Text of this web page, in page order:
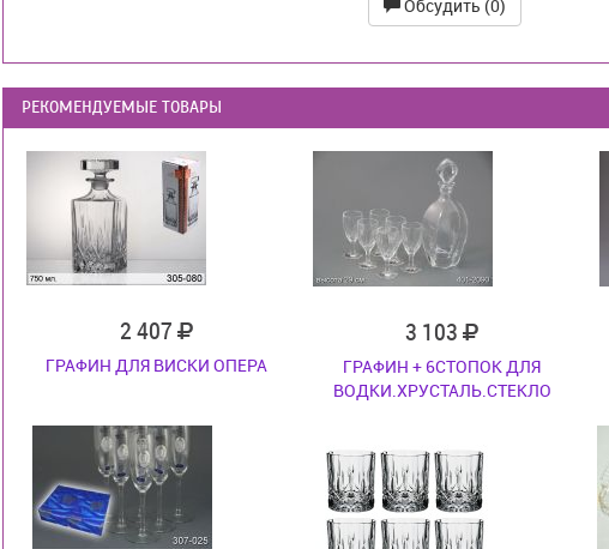
Обсудить (0)
РЕКОМЕНДУЕМЫЕ ТОВАРЫ
2 407
ГРАФИН ДЛЯ ВИСКИ ОПЕРА
3 103
ГРАФИН + 6СТОПОК ДЛЯ
ВОДКИ.ХРУСТАЛЬ.СТЕКЛО